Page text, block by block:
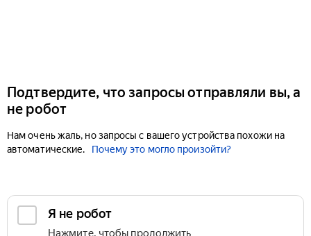
Подтвердите, что запросы отправляли вы, а
не робот
Нам очень жаль, но запросы с вашего устройства похожи на
автоматические.
Почему это могло произойти?